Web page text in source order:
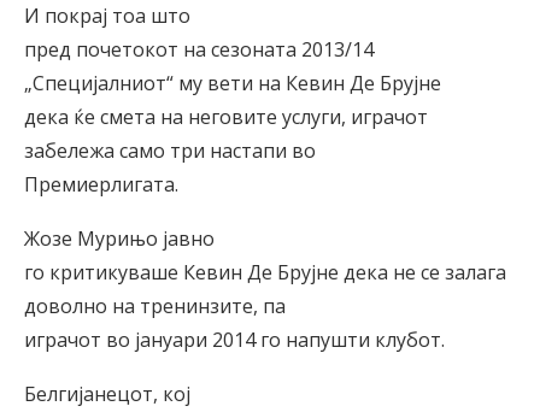
И покрај тоа што
пред почетокот на сезоната 2013/14
„Специјалниот“ му вети на Кевин Де Брујне
дека ќе смета на неговите услуги, играчот
забележа само три настапи во
Премиерлигата.
Жозе Мурињо јавно
го критикуваше Кевин Де Брујне дека не се залага
доволно на тренинзите, па
играчот во јануари 2014 го напушти клубот.
Белгијанецот, кој